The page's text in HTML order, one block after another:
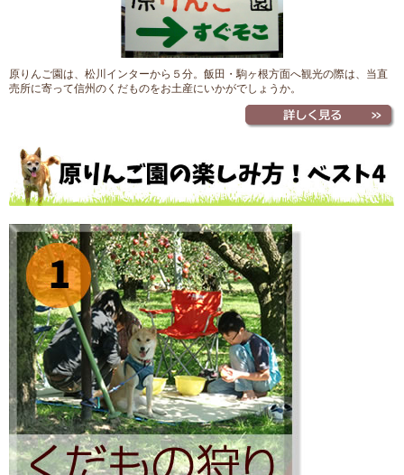
原りんご園は、松川インターから５分。飯田・駒ヶ根方面へ観光の際は、当直
売所に寄って信州のくだものをお土産にいかがでしょうか。